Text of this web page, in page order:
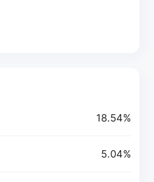
18.54%
5.04%